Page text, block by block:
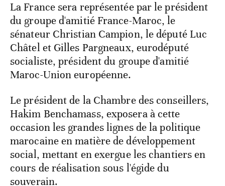
La France sera représentée par le président
du groupe d'amitié France-Maroc, le
sénateur Christian Campion, le député Luc
Châtel et Gilles Pargneaux, eurodéputé
socialiste, président du groupe d'amitié
Maroc-Union européenne.
Le président de la Chambre des conseillers,
Hakim Benchamass, exposera à cette
occasion les grandes lignes de la politique
marocaine en matière de développement
social, mettant en exergue les chantiers en
cours de réalisation sous l'égide du
souverain.